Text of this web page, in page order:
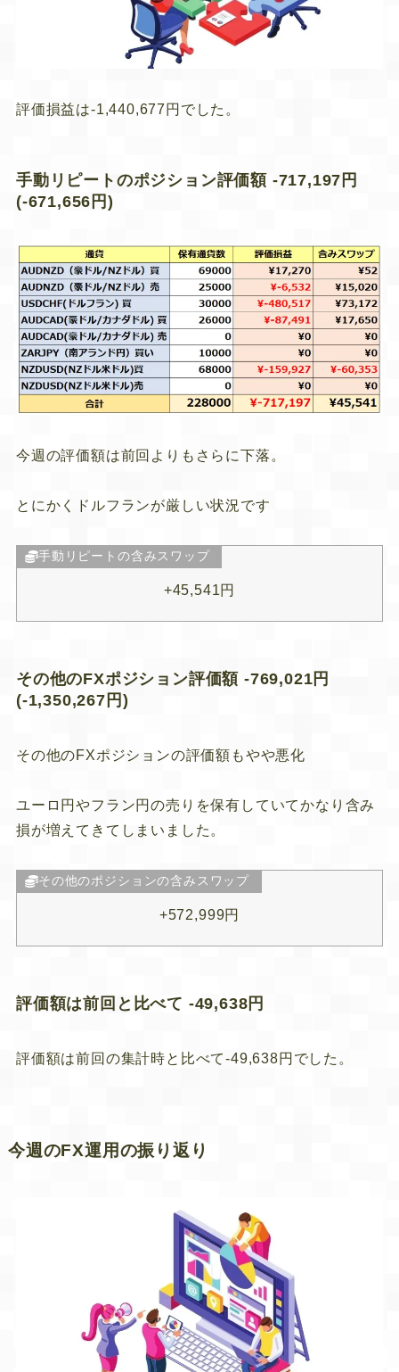
評価損益は-1,440,677円でした。
手動リピートのポジション評価額 -717,197円
(-671,656円)
今週の評価額は前回よりもさらに下落。
とにかくドルフランが厳しい状況です
手動リピートの含みスワップ
+45,541円
その他のFXポジション評価額 -769,021円
(-1,350,267円)
その他のFXポジションの評価額もやや悪化
ユーロ円やフラン円の売りを保有していてかなり含み
損が増えてきてしまいました。
その他のポジションの含みスワップ
+572,999円
評価額は前回と比べて -49,638円
評価額は前回の集計時と比べて-49,638円でした。
今週のFX運用の振り返り